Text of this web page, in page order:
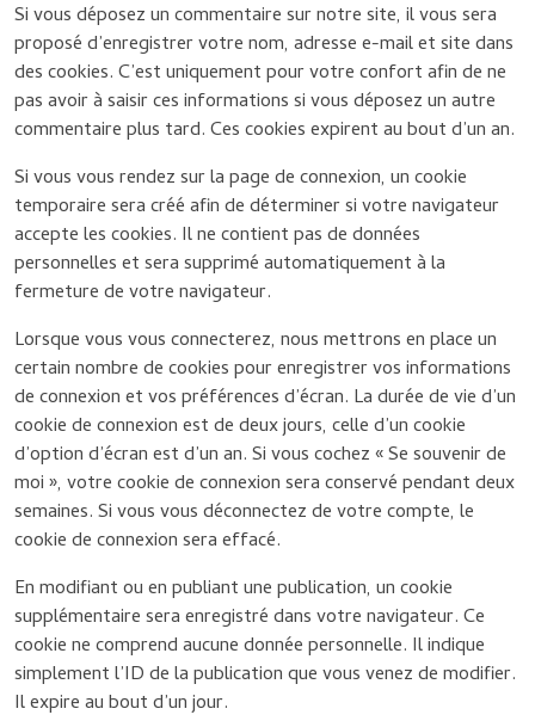
Si vous déposez un commentaire sur notre site, il vous sera
proposé d’enregistrer votre nom, adresse e-mail et site dans
des cookies. C’est uniquement pour votre confort afin de ne
pas avoir à saisir ces informations si vous déposez un autre
commentaire plus tard. Ces cookies expirent au bout d’un an.
Si vous vous rendez sur la page de connexion, un cookie
temporaire sera créé afin de déterminer si votre navigateur
accepte les cookies. Il ne contient pas de données
personnelles et sera supprimé automatiquement à la
fermeture de votre navigateur.
Lorsque vous vous connecterez, nous mettrons en place un
certain nombre de cookies pour enregistrer vos informations
de connexion et vos préférences d’écran. La durée de vie d’un
cookie de connexion est de deux jours, celle d’un cookie
d’option d’écran est d’un an. Si vous cochez « Se souvenir de
moi », votre cookie de connexion sera conservé pendant deux
semaines. Si vous vous déconnectez de votre compte, le
cookie de connexion sera effacé.
En modifiant ou en publiant une publication, un cookie
supplémentaire sera enregistré dans votre navigateur. Ce
cookie ne comprend aucune donnée personnelle. Il indique
simplement l’ID de la publication que vous venez de modifier.
Il expire au bout d’un jour.